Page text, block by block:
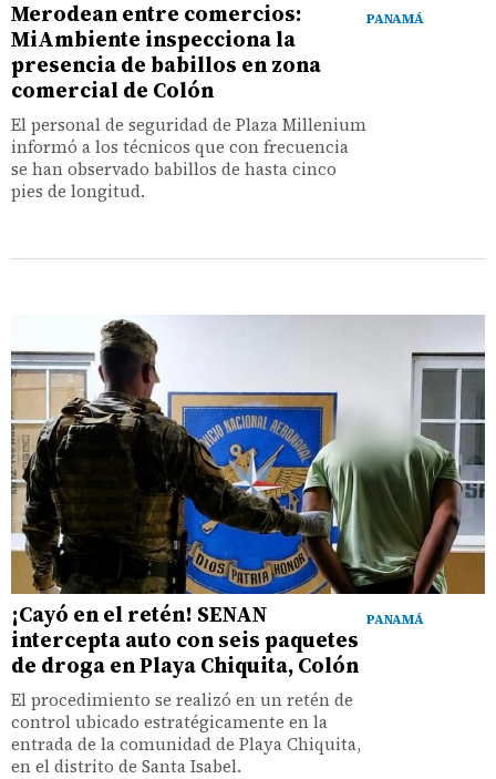
PANAMÁ
Merodean entre comercios:
MiAmbiente inspecciona la
presencia de babillos en zona
comercial de Colón
El personal de seguridad de Plaza Millenium
informó a los técnicos que con frecuencia
se han observado babillos de hasta cinco
pies de longitud.
PANAMÁ
¡Cayó en el retén! SENAN
intercepta auto con seis paquetes
de droga en Playa Chiquita, Colón
El procedimiento se realizó en un retén de
control ubicado estratégicamente en la
entrada de la comunidad de Playa Chiquita,
en el distrito de Santa Isabel.